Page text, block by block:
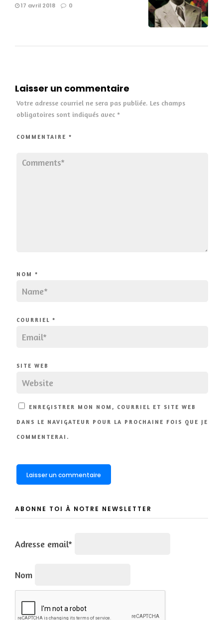
17 avril 2018 0
Laisser un commentaire
Votre adresse courriel ne sera pas publiée. Les champs
obligatoires sont indiqués avec *
COMMENTAIRE *
NOM *
COURRIEL *
SITE WEB
ENREGISTRER MON NOM, COURRIEL ET SITE WEB
DANS LE NAVIGATEUR POUR LA PROCHAINE FOIS QUE JE
COMMENTERAI.
ABONNE TOI À NOTRE NEWSLETTER
Adresse email*
Nom